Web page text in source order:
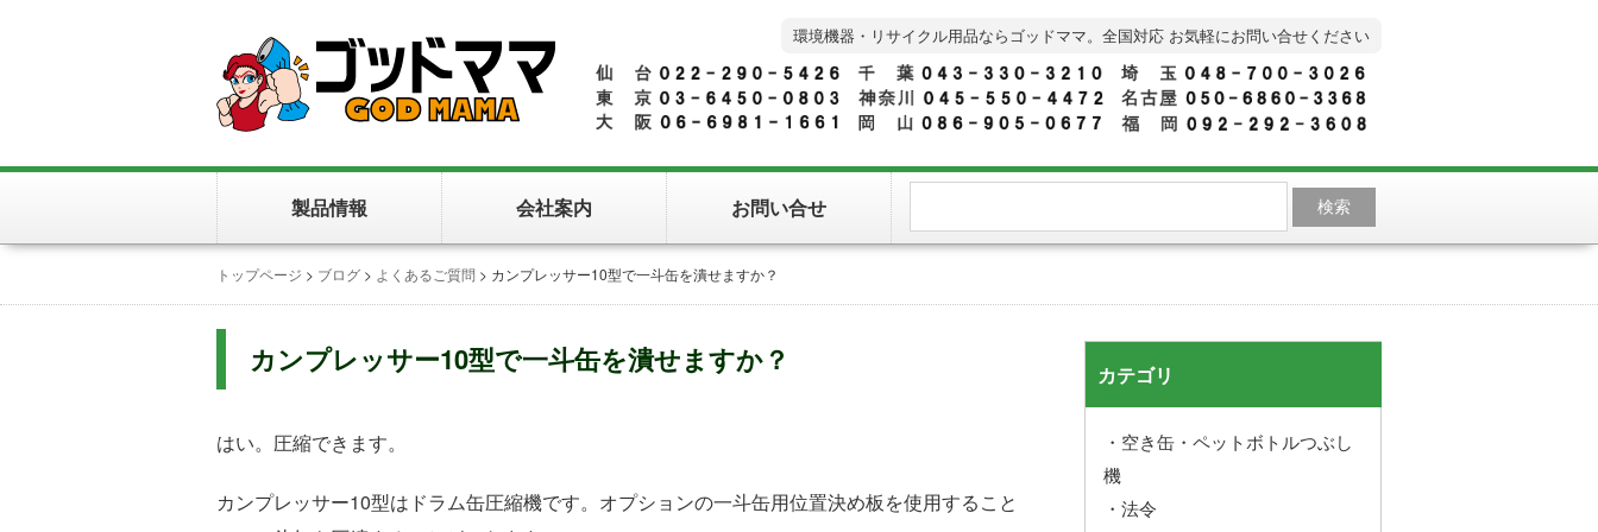
環境機器・リサイクル用品ならゴッドママ。全国対応 お気軽にお問い合せください
製品情報 会社案内 お問い合せ
トップページ > ブログ > よくあるご質問 > カンプレッサー10型で一斗缶を潰せますか？
カンプレッサー10型で一斗缶を潰せますか？
はい。圧縮できます。
カンプレッサー10型はドラム缶圧縮機です。オプションの一斗缶用位置決め板を使用すること
カテゴリ
・空き缶・ペットボトルつぶし
機
・法令